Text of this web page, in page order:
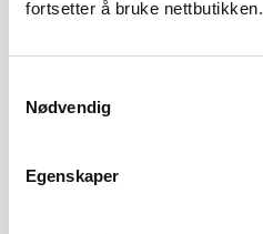
fortsetter å bruke nettbutikken.
Nødvendig
Egenskaper